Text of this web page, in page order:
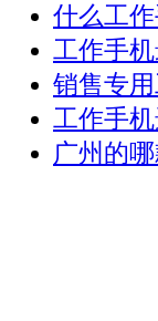
什么工
工作手
销售专
工作手
广州的